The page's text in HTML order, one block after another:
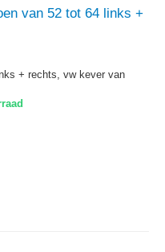
van 52 tot 64 links +
+ rechts, vw kever van